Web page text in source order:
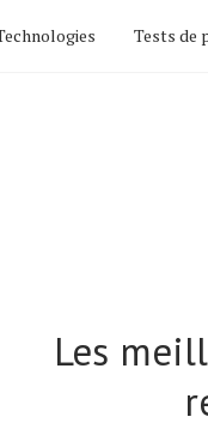
Tests de
Les